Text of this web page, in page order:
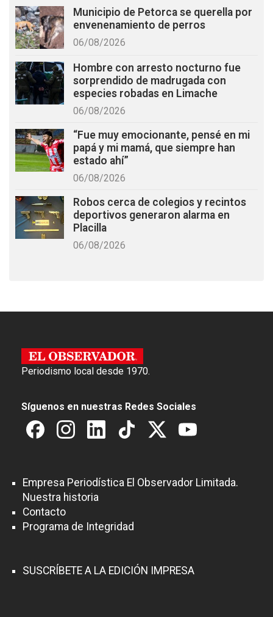
Municipio de Petorca se querella por
envenenamiento de perros
06/08/2026
Hombre con arresto nocturno fue
sorprendido de madrugada con
especies robadas en Limache
06/08/2026
“Fue muy emocionante, pensé en mi
papá y mi mamá, que siempre han
estado ahí”
06/08/2026
Robos cerca de colegios y recintos
deportivos generaron alarma en
Placilla
06/08/2026
Periodismo local desde 1970.
Síguenos en nuestras Redes Sociales
Empresa Periodística El Observador Limitada.
Nuestra historia
Contacto
Programa de Integridad
SUSCRÍBETE A LA EDICIÓN IMPRESA